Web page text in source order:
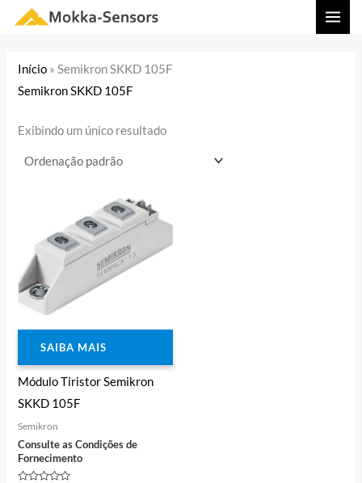
conteúdo
Início »Semikron SKKD 105F
Semikron SKKD 105F
Exibindo um único resultado
SAIBA MAIS
Módulo Tiristor Semikron
SKKD 105F
Semikron
Consulte as Condições de
Fornecimento